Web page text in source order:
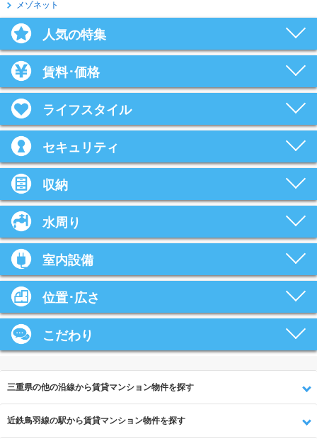
メゾネット
人気の特集
賃料･価格
ライフスタイル
セキュリティ
収納
水周り
室内設備
位置･広さ
こだわり
三重県の他の沿線から賃貸マンション物件を探す
近鉄鳥羽線の駅から賃貸マンション物件を探す